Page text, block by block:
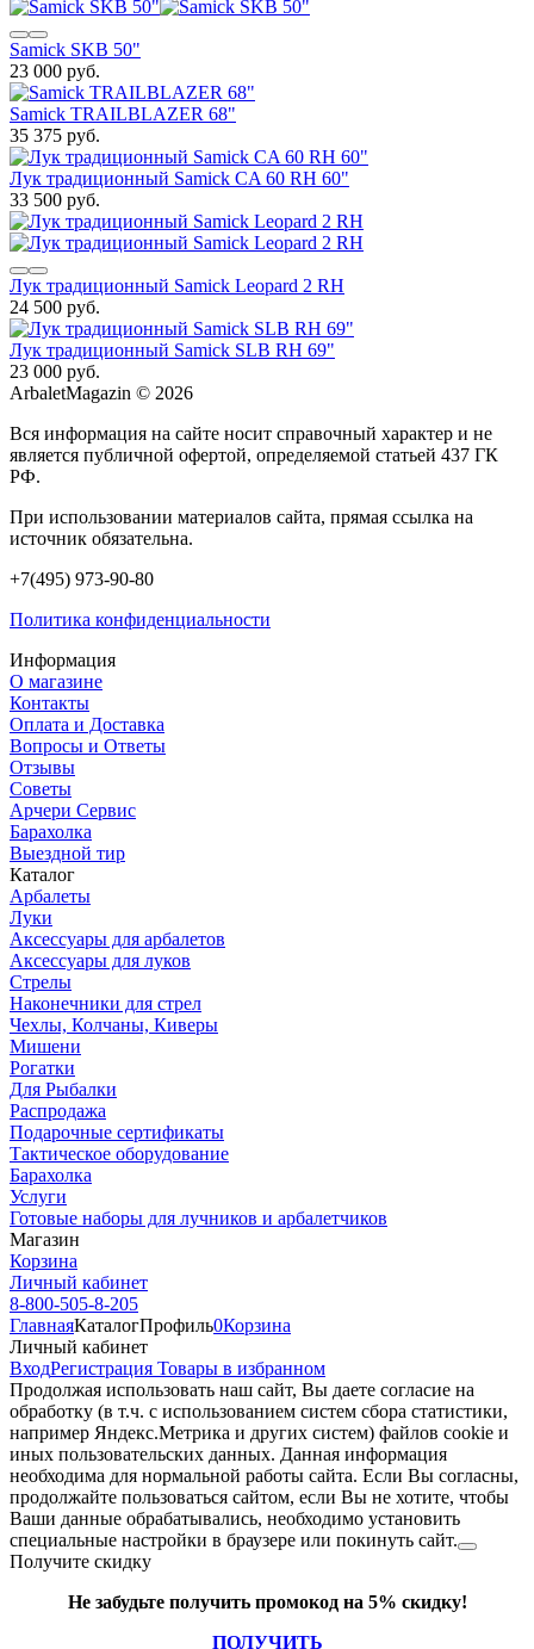
Samick SKB 50"
23 000 руб.
Samick TRAILBLAZER 68"
35 375 руб.
Лук традиционный Samick CA 60 RH 60"
33 500 руб.
Лук традиционный Samick Leopard 2 RH
24 500 руб.
Лук традиционный Samick SLB RH 69"
23 000 руб.
ArbaletMagazin © 2026
Вся информация на сайте носит справочный характер и не
является публичной офертой, определяемой статьей 437 ГК
РФ.
При использовании материалов сайта, прямая ссылка на
источник обязательна.
+7(495) 973-90-80
Политика конфиденциальности
Информация
О магазине
Контакты
Оплата и Доставка
Вопросы и Ответы
Отзывы
Советы
Арчери Сервис
Барахолка
Выездной тир
Каталог
Арбалеты
Луки
Аксессуары для арбалетов
Аксессуары для луков
Стрелы
Наконечники для стрел
Чехлы, Колчаны, Киверы
Мишени
Рогатки
Для Рыбалки
Распродажа
Подарочные сертификаты
Тактическое оборудование
Барахолка
Услуги
Готовые наборы для лучников и арбалетчиков
Магазин
Корзина
Личный кабинет
8-800-505-8-205
ГлавнаяКаталогПрофиль0Корзина
Личный кабинет
ВходРегистрация Товары в избранном
Продолжая использовать наш cайт, Вы даете согласие на
обработку (в т.ч. с использованием систем сбора статистики,
например Яндекс.Метрика и других систем) файлов cookie и
иных пользовательских данных. Данная информация
необходима для нормальной работы сайта. Если Вы согласны,
продолжайте пользоваться сайтом, если Вы не хотите, чтобы
Ваши данные обрабатывались, необходимо установить
специальные настройки в браузере или покинуть сайт.
Получите скидку
Не забудьте получить промокод на 5% скидку!
ПОЛУЧИТЬ